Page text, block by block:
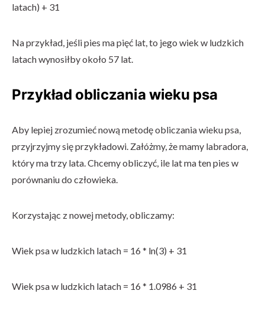
latach) + 31
Na przykład, jeśli pies ma pięć lat, to jego wiek w ludzkich
latach wynosiłby około 57 lat.
Przykład obliczania wieku psa
Aby lepiej zrozumieć nową metodę obliczania wieku psa,
przyjrzyjmy się przykładowi. Załóżmy, że mamy labradora,
który ma trzy lata. Chcemy obliczyć, ile lat ma ten pies w
porównaniu do człowieka.
Korzystając z nowej metody, obliczamy:
Wiek psa w ludzkich latach = 16 * ln(3) + 31
Wiek psa w ludzkich latach = 16 * 1.0986 + 31